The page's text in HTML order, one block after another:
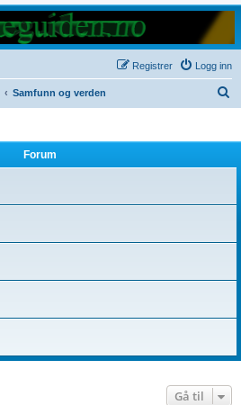
Logg inn
Registrer
Samfunn og verden
Forum
Gå til